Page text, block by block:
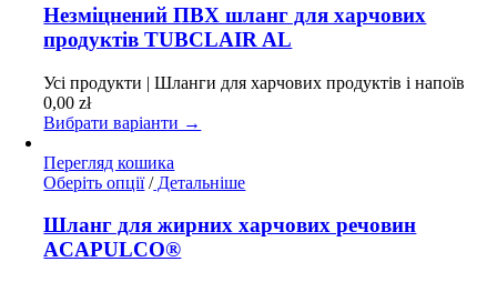
має
кілька
варіантів.
можна
на
товару
Незміцнений ПВХ шланг для харчових
продуктів TUBCLAIR AL
Усі продукти | Шланги для харчових продуктів і напоїв
0,00zł
Вибрати варіанти →
Перегляд кошика
Оберіть опції Цей
має
кілька
варіантів.
/Детальніше
Шланг для жирних харчових речовин
ACAPULCO®